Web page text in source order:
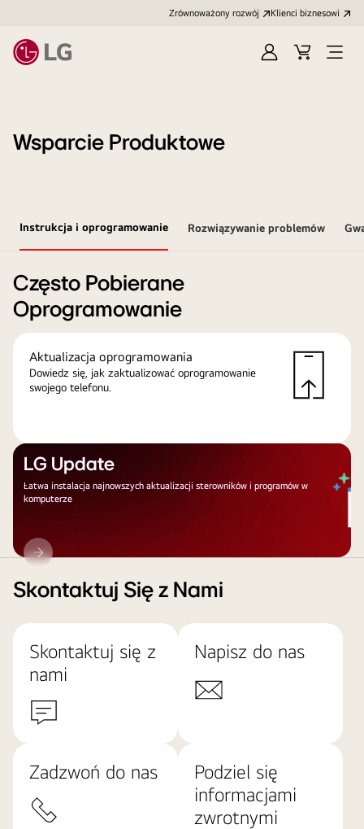
Zrównoważony rozwój Klienci biznesowi
ZalogujKoszyk
Wsparcie Produktowe
Instrukcja i oprogramowanie Rozwiązywanie problemów
Często Pobierane
Oprogramowanie
Aktualizacja oprogramowania
Dowiedz się, jak zaktualizować oprogramowanie
swojego telefonu.
LG Update
Łatwa instalacja najnowszych aktualizacji sterowników i programów w
komputerze
LG
Update
Skontaktuj Się z Nami
Skontaktuj się z
nami
Napisz do nas
Zadzwoń do nas
Podziel się
informacjami
zwrotnymi